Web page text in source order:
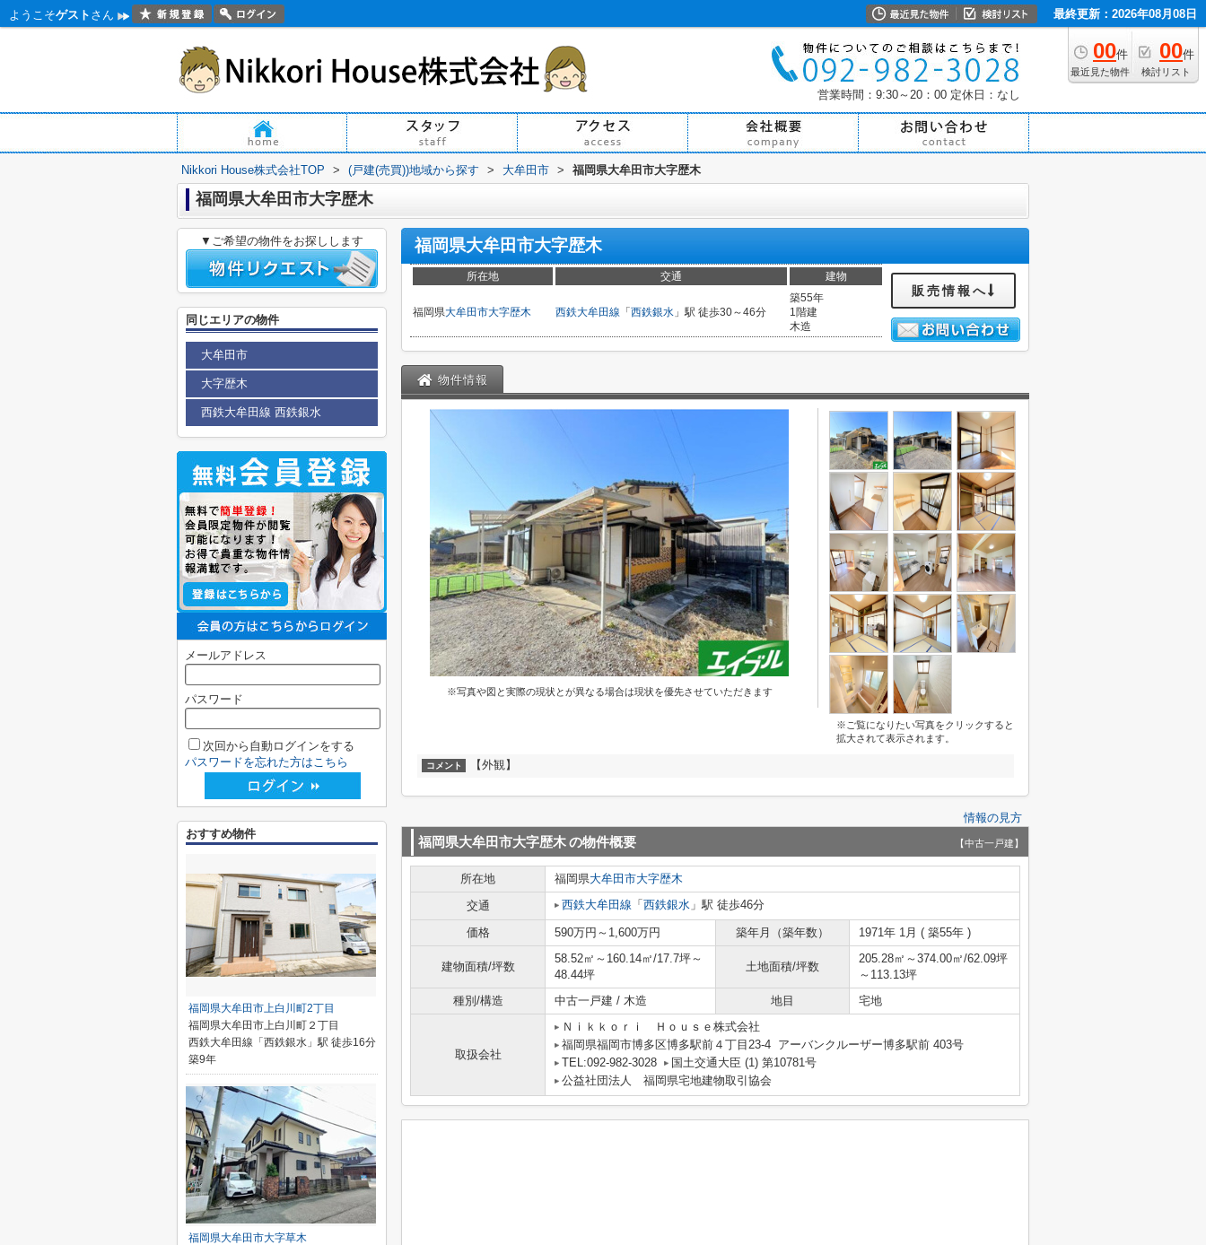
ようこそゲスト さん 最終更新：2026年08月08日
00件
最近見た物件
00件
検討リスト
営業時間：9:30～20：00 定休日：なし
Nikkori House株式会社TOP > (戸建(売買))地域から探す > 大牟田市 > 福岡県大牟田市大字歴木
福岡県大牟田市大字歴木
福岡県大牟田市大字歴木
所在地 交通 建物
福岡県大牟田市大字歴木 西鉄大牟田線 「 西鉄銀水 」駅 徒歩30～46分
築55年
1階建
木造
販売情報へ
物件情報
※写真や図と実際の現状とが異なる場合は現状を優先させていただきます
※ご覧になりたい写真をクリックすると
拡大されて表示されます。
コメント 【外観】
情報の見方
福岡県大牟田市大字歴木の物件概要 【中古一戸建】
所在地 福岡県大牟田市大字歴木
交通
西鉄大牟田線 「 西鉄銀水 」駅 徒歩46分
価格 590万円～1,600万円 築年月（築年数） 1971年 1月 ( 築55年 )
建物面積/坪数
58.52㎡～160.14㎡/17.7坪～
48.44坪
土地面積/坪数
205.28㎡～374.00㎡/62.09坪
～113.13坪
種別/構造
中古一戸建 / 木造 地目 宅地
取扱会社
Ｎｉｋｋｏｒｉ Ｈｏｕｓｅ株式会社
福岡県福岡市博多区博多駅前４丁目23-4 アーバンクルーザー博多駅前 403号
TEL:092-982-3028
国土交通大臣 (1) 第10781号
公益社団法人 福岡県宅地建物取引協会
▼ご希望の物件をお探しします
同じエリアの物件
大牟田市
大字歴木
西鉄大牟田線 西鉄銀水
メールアドレス
パスワード
次回から自動ログインをする
パスワードを忘れた方はこちら
おすすめ物件
福岡県大牟田市上白川町2丁目
福岡県大牟田市上白川町２丁目
西鉄大牟田線「西鉄銀水」駅 徒歩16分
築9年
福岡県大牟田市大字草木